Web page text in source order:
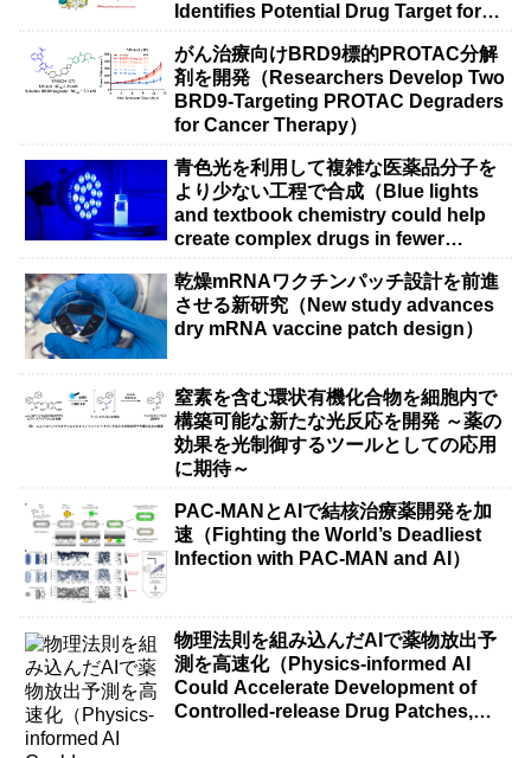
Identifies Potential Drug Target for
がん治療向けBRD9標的PROTAC分解
剤を開発（Researchers Develop Two
BRD9-Targeting PROTAC Degraders
for Cancer Therapy）
青色光を利用して複雑な医薬品分子を
より少ない工程で合成（Blue lights
and textbook chemistry could help
create complex drugs in fewer
乾燥mRNAワクチンパッチ設計を前進
させる新研究（New study advances
dry mRNA vaccine patch design）
窒素を含む環状有機化合物を細胞内で
構築可能な新たな光反応を開発 ～薬の
効果を光制御するツールとしての応用
に期待～
PAC-MANとAIで結核治療薬開発を加
速（Fighting the World’s Deadliest
Infection with PAC-MAN and AI）
物理法則を組み込んだAIで薬物放出予
測を高速化（Physics-informed AI
Could Accelerate Development of
Controlled-release Drug Patches,